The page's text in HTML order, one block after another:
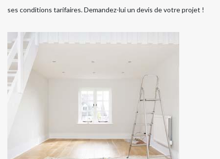
ses conditions tarifaires. Demandez-lui un devis de votre projet !